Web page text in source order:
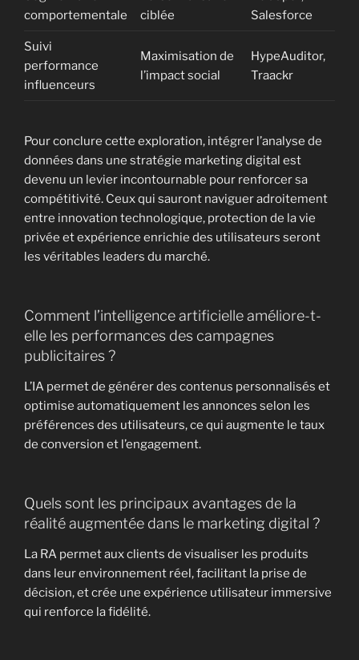
comportementale
ciblée
Salesforce
Suivi
performance
influenceurs
Maximisation de
l’impact social
HypeAuditor,
Traackr
Pour conclure cette exploration, intégrer l’analyse de
données dans une stratégie marketing digital est
devenu un levier incontournable pour renforcer sa
compétitivité. Ceux qui sauront naviguer adroitement
entre innovation technologique, protection de la vie
privée et expérience enrichie des utilisateurs seront
les véritables leaders du marché.
Comment l’intelligence artificielle améliore-t-
elle les performances des campagnes
publicitaires ?
L’IA permet de générer des contenus personnalisés et
optimise automatiquement les annonces selon les
préférences des utilisateurs, ce qui augmente le taux
de conversion et l’engagement.
Quels sont les principaux avantages de la
réalité augmentée dans le marketing digital ?
La RA permet aux clients de visualiser les produits
dans leur environnement réel, facilitant la prise de
décision, et crée une expérience utilisateur immersive
qui renforce la fidélité.